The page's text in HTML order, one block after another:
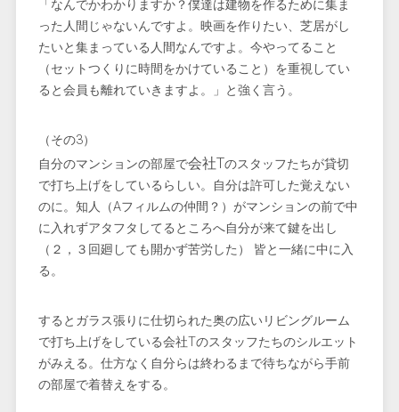
「なんでかわかりますか？僕達は建物を作るために集ま
った人間じゃないんですよ。映画を作りたい、芝居がし
たいと集まっている人間なんですよ。今やってること
（セットつくりに時間をかけていること）を重視してい
ると会員も離れていきますよ。」と強く言う。
（その3）
自分のマンションの部屋で会社Tのスタッフたちが貸切
で打ち上げをしているらしい。自分は許可した覚えない
のに。知人（Aフィルムの仲間？）がマンションの前で中
に入れずアタフタしてるところへ自分が来て鍵を出し
（２，３回廻しても開かず苦労した） 皆と一緒に中に入
る。
するとガラス張りに仕切られた奥の広いリビングルーム
で打ち上げをしている会社Tのスタッフたちのシルエット
がみえる。仕方なく自分らは終わるまで待ちながら手前
の部屋で着替えをする。